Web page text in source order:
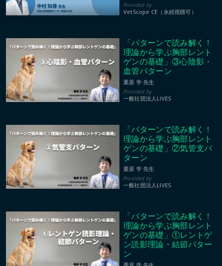
VetScope CE（永続視聴可）
01:02:47
「パターンで読み解く！
理論から学ぶ胸部レント
ゲンの基礎」③心陰影・
血管パターン
栗原 学 先生
一般社団法人LIVES
00:57:46
「パターンで読み解く！
理論から学ぶ胸部レント
ゲンの基礎」②気管支パ
ターン
栗原 学 先生
一般社団法人LIVES
「パターンで読み解く！
理論から学ぶ胸部レント
ゲンの基礎」①レントゲ
ン読影理論・結節パター
ン